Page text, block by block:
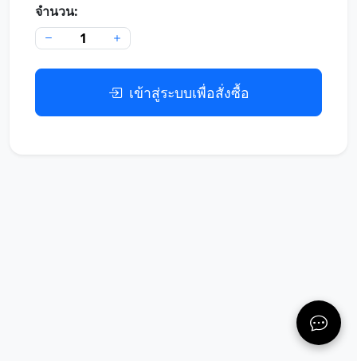
จำนวน:
เข้าสู่ระบบเพื่อสั่งซื้อ